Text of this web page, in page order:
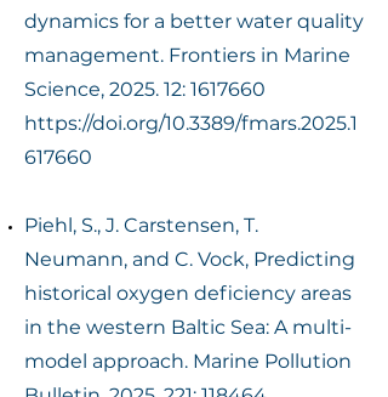
dynamics for a better water quality
management. Frontiers in Marine
Science, 2025. 12: 1617660
https://doi.org/10.3389/fmars.2025.1
617660
Piehl, S., J. Carstensen, T.
Neumann, and C. Vock, Predicting
historical oxygen deficiency areas
in the western Baltic Sea: A multi-
model approach. Marine Pollution